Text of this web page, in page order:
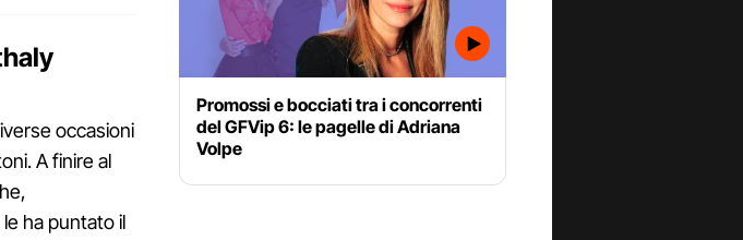
occasioni
A finire al
ha puntato il
Promossi e bocciati tra i concorrenti
del GFVip 6: le pagelle di Adriana
Volpe